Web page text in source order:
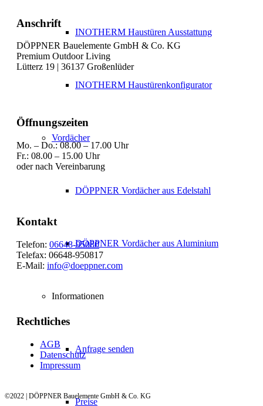
INOTHERM Haustüren Ausstattung
INOTHERM Haustürenkonfigurator
Vordächer
DÖPPNER Vordächer aus Edelstahl
DÖPPNER Vordächer aus Aluminium
Informationen
Anfrage senden
Preise
Anschrift
DÖPPNER Bauelemente GmbH & Co. KG
Premium Outdoor Living
Lütterz 19 | 36137 Großenlüder
Öffnungszeiten
Mo. – Do.: 08.00 – 17.00 Uhr
Fr.: 08.00 – 15.00 Uhr
oder nach Vereinbarung
Kontakt
Telefon: 06648-95080
Telefax: 06648-950817
E-Mail: info@doeppner.com
Rechtliches
AGB
Datenschutz
Impressum
©2022 | DÖPPNER Bauelemente GmbH & Co. KG